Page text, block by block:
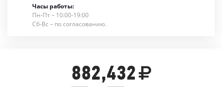
Часы работы:
Пн-Пт – 10:00-19:00
Сб-Вс – по согласованию.
882,432